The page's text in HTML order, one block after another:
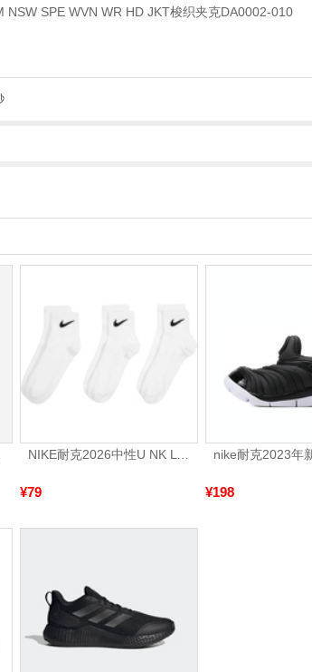
NSW SPE WVN WR HD JKT梭织夹克DA0002-010
NIKE耐克2026中性U NK LTWT QT 3PR短袜优惠装SX4706-101
¥79 ¥198